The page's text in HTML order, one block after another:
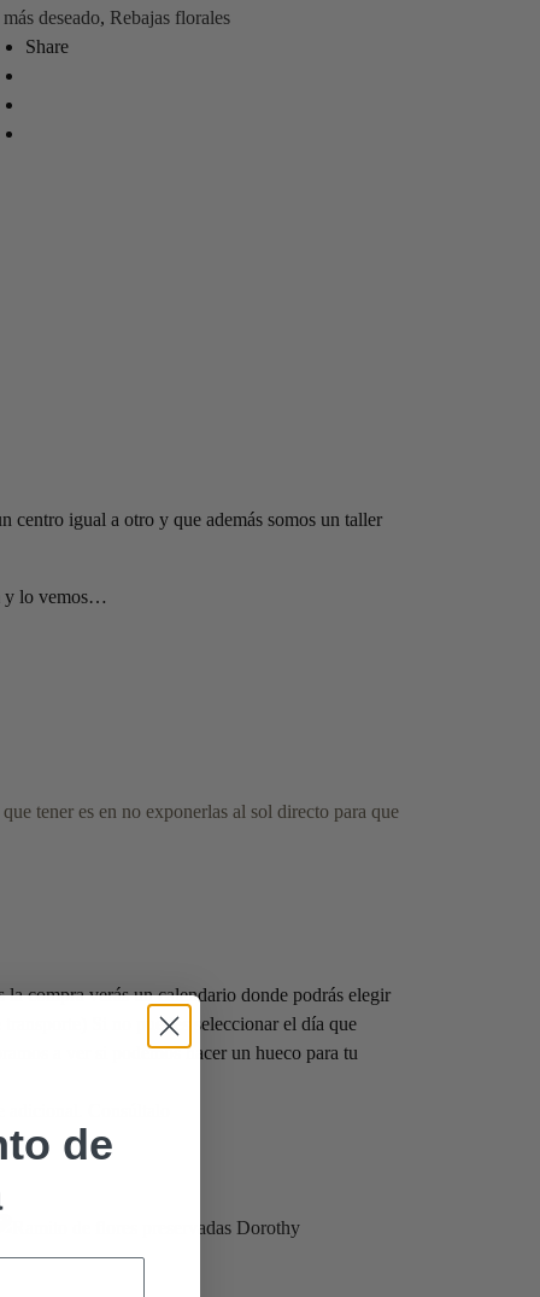
deseado, Rebajas florales
Share
centro igual a otro y que además somos un taller
y lo vemos…
tener es en no exponerlas al sol directo para que
compra verás un calendario donde podrás elegir
Si no puedes seleccionar el día que
a ver si podemos hacer un hueco para tu
Consúltalo
de